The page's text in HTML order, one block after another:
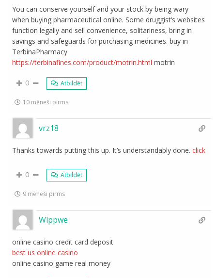
You can conserve yourself and your stock by being wary
when buying pharmaceutical online. Some druggist’s websites
function legally and sell convenience, solitariness, bring in
savings and safeguards for purchasing medicines. buy in
TerbinaPharmacy
https://terbinafines.com/product/motrin.html motrin
0 Atbildēt
10 mēneši pirms
vrz18
Thanks towards putting this up. It’s understandably done.click
0 Atbildēt
9 mēneši pirms
Wlppwe
online casino credit card deposit
best us online casino
online casino game real money